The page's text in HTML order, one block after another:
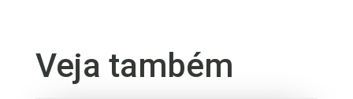
Veja também